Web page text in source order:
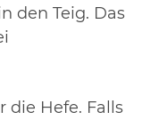
den Teig. Das
die Hefe. Falls